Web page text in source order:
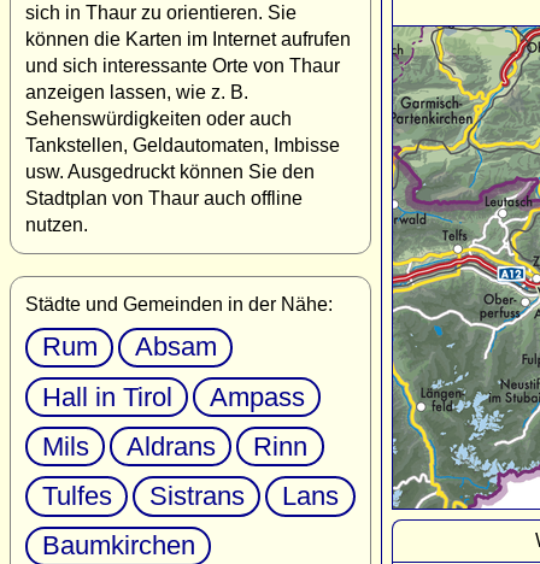
sich in Thaur zu orientieren. Sie
können die Karten im Internet aufrufen
und sich interessante Orte von Thaur
anzeigen lassen, wie z. B.
Sehenswürdigkeiten oder auch
Tankstellen, Geldautomaten, Imbisse
usw. Ausgedruckt können Sie den
Stadtplan von Thaur auch offline
nutzen.
Städte und Gemeinden in der Nähe:
Rum
Absam
Hall in Tirol
Ampass
Mils
Aldrans
Rinn
Tulfes
Sistrans
Lans
Baumkirchen